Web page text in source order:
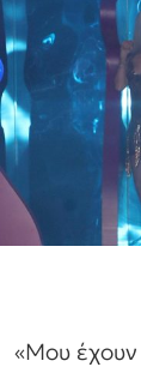
«Μου έχουν